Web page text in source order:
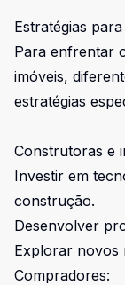
Estratégias
Para enfrentar
imóveis,
estratégias
Construtoras e
Investir em
construção.
Desenvolver
Explorar novos
Compradores: